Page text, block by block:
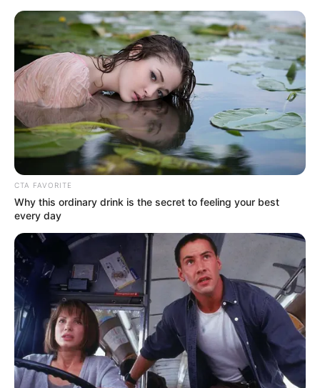
MENU
ET
WIDGETS
PRIX AUGUSTE DE
CASTELBAJAC QUINTE 08-01-
2025
CTA FAVORITE
Why this ordinary drink is the secret to feeling your best
every day